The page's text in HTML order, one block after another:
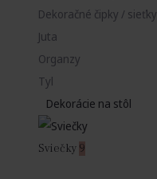
Dekoračné čipky / sieťky
Juta
Organzy
Tyl
Dekorácie na stôl
Sviečky 9